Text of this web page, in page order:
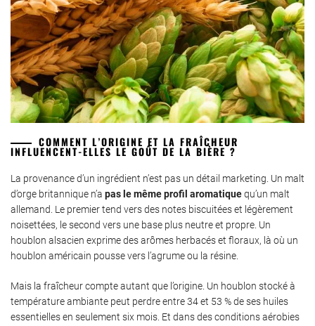
COMMENT L’ORIGINE ET LA FRAÎCHEUR
INFLUENCENT-ELLES LE GOÛT DE LA BIÈRE ?
La provenance d’un ingrédient n’est pas un détail marketing. Un malt
d’orge britannique n’a pas le même profil aromatiquequ’un malt
allemand. Le premier tend vers des notes biscuitées et légèrement
noisettées, le second vers une base plus neutre et propre. Un
houblon alsacien exprime des arômes herbacés et floraux, là où un
houblon américain pousse vers l’agrume ou la résine.
Mais la fraîcheur compte autant que l’origine. Un houblon stocké à
température ambiante peut perdre entre 34 et 53 % de ses huiles
essentielles en seulement six mois. Et dans des conditions aérobies